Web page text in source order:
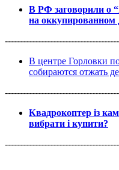
В РФ заговорили о
на оккупированном
В центре Горловки
собираются отжать
Квадрокоптер із
вибрати і купити?